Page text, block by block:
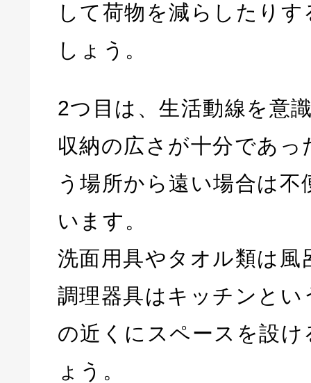
して荷物を減らしたり
しょう。
2つ目は、生活動線を意
収納の広さが十分であっ
う場所から遠い場合は
います。
洗面用具やタオル類は風
調理器具はキッチンとい
の近くにスペースを設
ょう。